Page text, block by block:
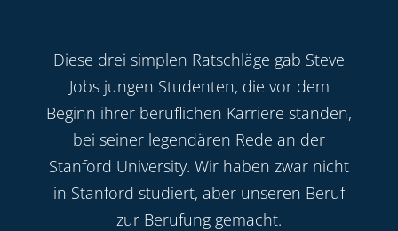
Diese drei simplen Ratschläge gab Steve
Jobs jungen Studenten, die vor dem
Beginn ihrer beruflichen Karriere standen,
bei seiner legendären Rede an der
Stanford University. Wir haben zwar nicht
in Stanford studiert, aber unseren Beruf
zur Berufung gemacht.